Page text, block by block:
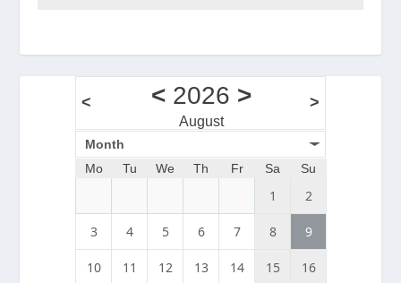
< <2026 >
August
>
Month
Mo
Tu We Th Fr Sa Su
1 2
3 4 5 6 7 8 9
10 11 12 13 14 15 16